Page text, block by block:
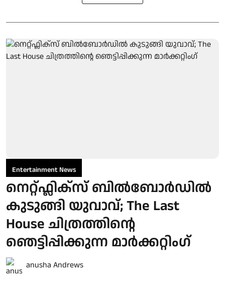
Entertainment News
നെറ്റ്ഫ്ലിക്സ് ബിൽബോർഡിൽ
കുടുങ്ങി യുവാവ്; The Last
House ചിത്രത്തിന്റെ
ഞെട്ടിപ്പിക്കുന്ന മാർക്കറ്റിം​ഗ്
anusha Andrews